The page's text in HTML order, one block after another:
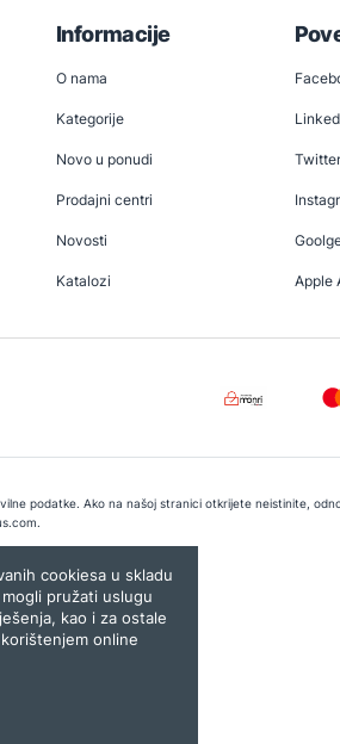
Informacije
O nama
Kategorije
Novo u ponudi
Prodajni centri
Novosti
Katalozi
Twitter
Apple
podatke. Ako na našoj stranici otkrijete neistinite,
.
Lampa.bacookiesa u skladu
pružati uslugu
kao i za ostale
online